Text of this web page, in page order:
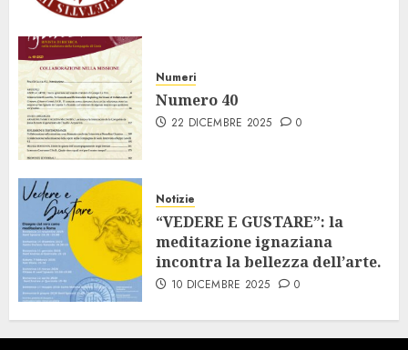
Numeri
Numero 40
22 DICEMBRE 2025 0
Notizie
“VEDERE E GUSTARE”: la
meditazione ignaziana
incontra la bellezza dell’arte.
10 DICEMBRE 2025 0